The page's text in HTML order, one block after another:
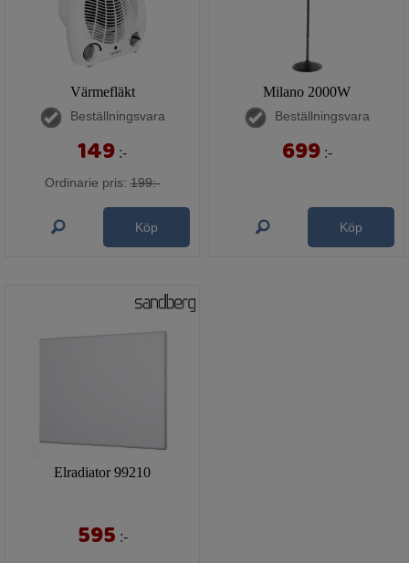
Värmefläkt
Beställningsvara
149 :-
Ordinarie pris: 199:-
Köp
Milano 2000W
Beställningsvara
699 :-
Köp
Elradiator 99210
595 :-